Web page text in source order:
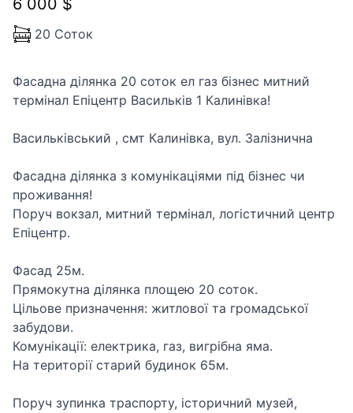
6 000 $
20 Соток
Фасадна ділянка 20 соток ел газ бізнес митний
термінал Епіцентр Васильків 1 Калинівка!
Васильківський , смт Калинівка, вул. Залізнична
Фасадна ділянка з комунікаціями під бізнес чи
проживання!
Поруч вокзал, митний термінал, логістичний центр
Епіцентр.
Фасад 25м.
Прямокутна ділянка площею 20 соток.
Цільове призначення: житлової та громадської
забудови.
Комунікації: електрика, газ, вигрібна яма.
На території старий будинок 65м.
Поруч зупинка траспорту, історичний музей,